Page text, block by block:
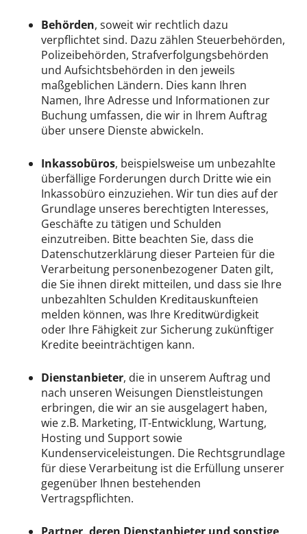
Behörden, soweit wir rechtlich dazu
verpflichtet sind. Dazu zählen Steuerbehörden,
Polizeibehörden, Strafverfolgungsbehörden
und Aufsichtsbehörden in den jeweils
maßgeblichen Ländern. Dies kann Ihren
Namen, Ihre Adresse und Informationen zur
Buchung umfassen, die wir in Ihrem Auftrag
über unsere Dienste abwickeln.
Inkassobüros, beispielsweise um unbezahlte
überfällige Forderungen durch Dritte wie ein
Inkassobüro einzuziehen. Wir tun dies auf der
Grundlage unseres berechtigten Interesses,
Geschäfte zu tätigen und Schulden
einzutreiben. Bitte beachten Sie, dass die
Datenschutzerklärung dieser Parteien für die
Verarbeitung personenbezogener Daten gilt,
die Sie ihnen direkt mitteilen, und dass sie Ihre
unbezahlten Schulden Kreditauskunfteien
melden können, was Ihre Kreditwürdigkeit
oder Ihre Fähigkeit zur Sicherung zukünftiger
Kredite beeinträchtigen kann.
Dienstanbieter, die in unserem Auftrag und
nach unseren Weisungen Dienstleistungen
erbringen, die wir an sie ausgelagert haben,
wie z.B. Marketing, IT-Entwicklung, Wartung,
Hosting und Support sowie
Kundenserviceleistungen. Die Rechtsgrundlage
für diese Verarbeitung ist die Erfüllung unserer
gegenüber Ihnen bestehenden
Vertragspflichten.